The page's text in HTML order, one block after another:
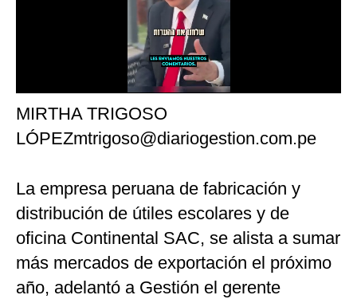
Notas Contratadas
Podcast
Videos
Fotogalerías
MIRTHA TRIGOSO
LÓPEZmtrigoso@diariogestion.com.pe
La empresa peruana de fabricación y
distribución de útiles escolares y de
oficina Continental SAC, se alista a sumar
más mercados de exportación el próximo
año, adelantó a Gestión el gerente